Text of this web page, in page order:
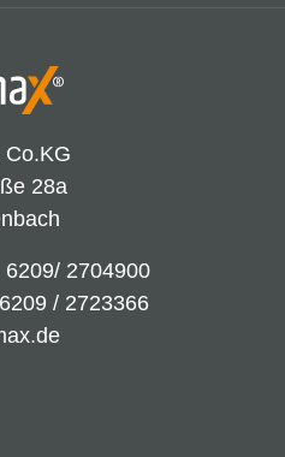
Co.KG
28a
6209/ 2704900
/ 2723366